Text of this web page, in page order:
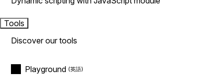
Tools
Discover our tools
Playground